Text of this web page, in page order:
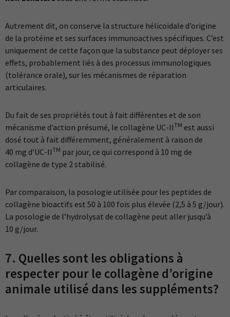
Autrement dit, on conserve la structure hélicoïdale d’origine
de la protéine et ses surfaces immunoactives spécifiques. C’est
uniquement de cette façon que la substance peut déployer ses
effets, probablement liés à des processus immunologiques
(tolérance orale), sur les mécanismes de réparation
articulaires.
Du fait de ses propriétés tout à fait différentes et de son
mécanisme d’action présumé, le collagène UC-IITM est aussi
dosé tout à fait différemment, généralement à raison de
40 mg d’UC-IITM par jour, ce qui correspond à 10 mg de
collagène de type 2 stabilisé.
Par comparaison, la posologie utilisée pour les peptides de
collagène bioactifs est 50 à 100 fois plus élevée (2,5 à 5 g/jour).
La posologie de l’hydrolysat de collagène peut aller jusqu’à
10 g/jour.
7. Quelles sont les obligations à
respecter pour le collagène d’origine
animale utilisé dans les suppléments?